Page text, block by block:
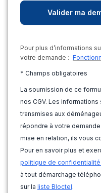
Pour plus d’informations
votre demande :
* Champs obligatoires
La soumission de ce
nos CGV. Les
transmises aux
répondre à votre
mise en relation, ils vous
Pour en savoir plus et
politique de
à tout démarchage
sur la liste Bloctel.